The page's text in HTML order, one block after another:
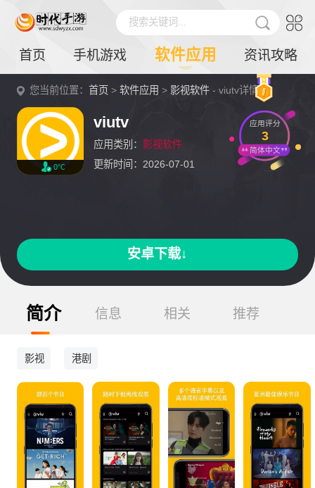
搜索关键词...
首页 手机游戏 软件应用 资讯攻略
您当前位置：首页 >软件应用 >影视软件 - viutv详情
0℃
viutv
应用类别： 影视软件
更新时间：2026-07-01
应用评分
3
简体中文
安卓下载↓
简介 信息 相关 推荐
影视 港剧